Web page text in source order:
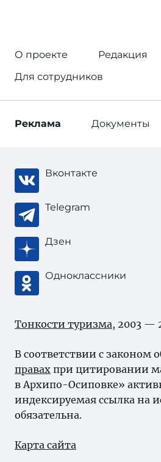
О проекте
Редакция
Для сотрудников
Реклама Документы
Вконтакте
Telegram
Дзен
Одноклассники
Тонкости туризма, 2003 —
В соответствии с законом
правах при цитировании
в Архипо-Осиповке»
индексируемая ссылка на
обязательна.
Карта сайта